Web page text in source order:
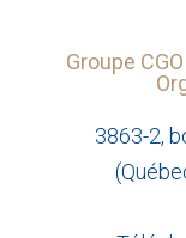
Groupe
3863-2,